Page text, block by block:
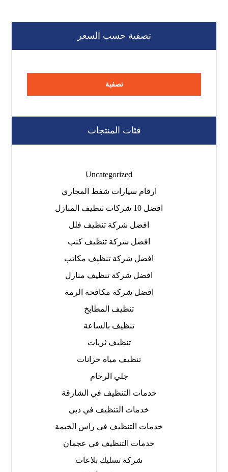
تصفية حسب السعر
تصفية
فئات المنتجات
Uncategorized
ارقام سيارات شفط المجاري
افضل 10 شركات تنظيف المنازل
افضل شركة تنظيف فلل
افضل شركة تنظيف كنب
افضل شركة تنظيف مكاتب
افضل شركة تنظيف منازل
افضل شركة مكافحة الرمة
تنظيف المطابخ
تنظيف بالساعة
تنظيف ثريات
تنظيف مياه خزانات
جلي الرخام
خدمات التنظيف في الشارقة
خدمات التنظيف في دبي
خدمات التنظيف في راس الخيمة
خدمات التنظيف في عجمان
شركة تسليك بلاعات